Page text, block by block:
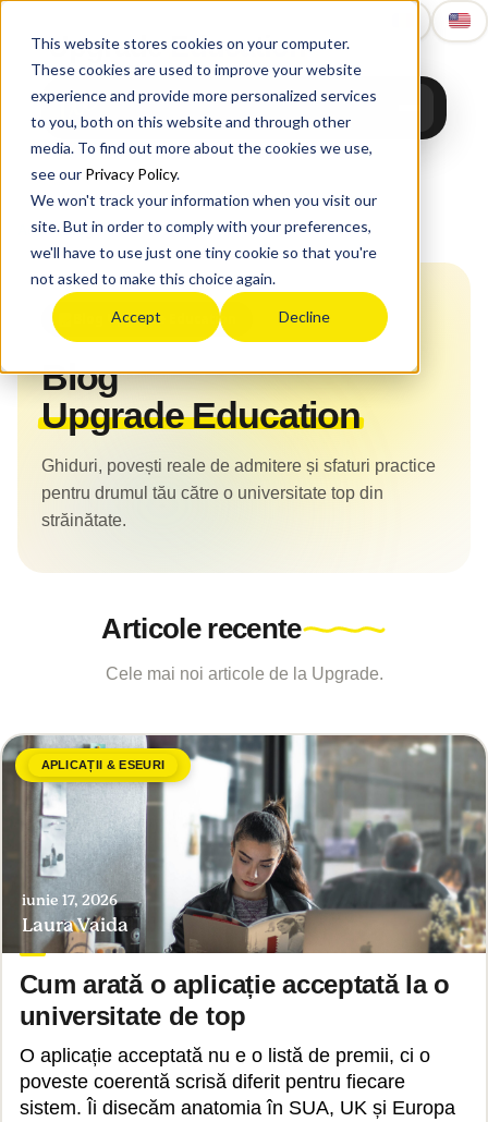
This website stores cookies on your computer.
These cookies are used to improve your website
experience and provide more personalized services
to you, both on this website and through other
media. To find out more about the cookies we use,
see our Privacy Policy.
We won't track your information when you visit our
site. But in order to comply with your preferences,
we'll have to use just one tiny cookie so that you're
not asked to make this choice again.
Accept Decline
UpgradeEducation
Acasă› Blog
Blog Upgrade Education
Blog
Upgrade Education
Ghiduri, povești reale de admitere și sfaturi practice
pentru drumul tău către o universitate top din
străinătate.
Articole recente
Cele mai noi articole de la Upgrade.
APLICAȚII & ESEURI
iunie 17, 2026
Laura Vaida
Cum arată o aplicație acceptată la o
universitate de top
O aplicație acceptată nu e o listă de premii, ci o
poveste coerentă scrisă diferit pentru fiecare
sistem. Îi disecăm anatomia în SUA, UK și Europa